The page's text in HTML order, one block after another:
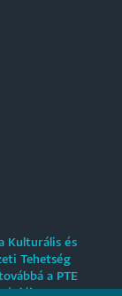
Kulturális és
Tehetség
a PTE